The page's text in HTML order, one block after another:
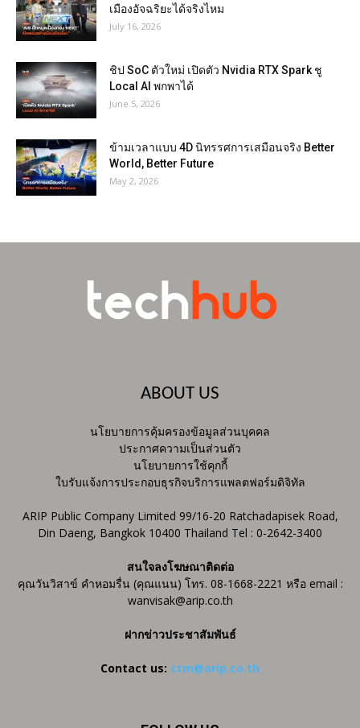
เมืองอัจฉริยะได้จริงไหม
July 16, 2026
ชิป SoC ตัวใหม่ เปิดตัว Nvidia RTX Spark ชู
Local AI พกพาได้
June 5, 2026
ข้ามเวลาแบบ 4D นิทรรศการเสมือนจริง Better
World, Better Future
May 2, 2026
ABOUT US
นโยบายการคุ้มครองข้อมูลส่วนบุคคล
ประกาศความเป็นส่วนตัว
นโยบายการใช้คุกกี้
ใบรับแจ้งการประกอบธุรกิจบริการแพลตฟอร์มดิจิทัล
ARIP Public Company Limited 99/16-20 Ratchadapisek Road,
Din Daeng, Bangkok 10400 Thailand Tel : 0-2642-3400
สนใจลงโฆษณาติดต่อ
คุณวันวิสาข์ คำหอมรื่น (คุณแนน) โทร. 08-1668-2221 หรือ email :
wanvisak@arip.co.th
ฝากข่าวประชาสัมพันธ์
Contact us: ctm@arip.co.th